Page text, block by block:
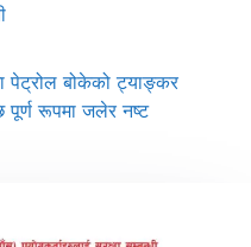
पेट्रोल बोकेको ट्याङ्कर
पूर्ण रूपमा जलेर नष्ट